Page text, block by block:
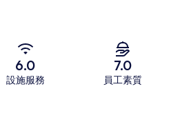
6.0
設施服務
7.0
員工素質